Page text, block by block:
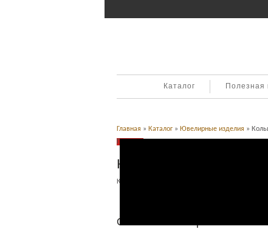
Каталог Полезная
Главная » Каталог » Ювелирные изделия »
Продано
Кольцо с корундом.
Категория:
Описание товара